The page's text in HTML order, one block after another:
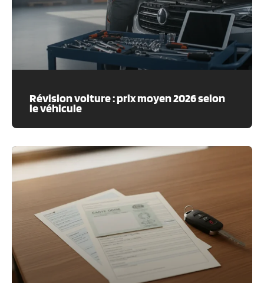
Révision voiture : prix moyen 2026 selon
le véhicule